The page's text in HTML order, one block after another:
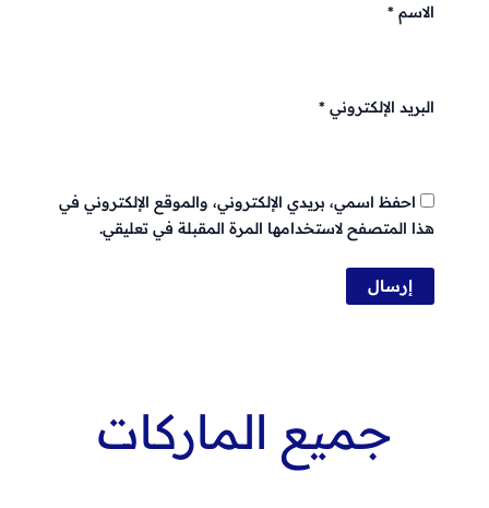
الاسم *
البريد الإلكتروني *
احفظ اسمي، بريدي الإلكتروني، والموقع الإلكتروني في
هذا المتصفح لاستخدامها المرة المقبلة في تعليقي.
جميع الماركات